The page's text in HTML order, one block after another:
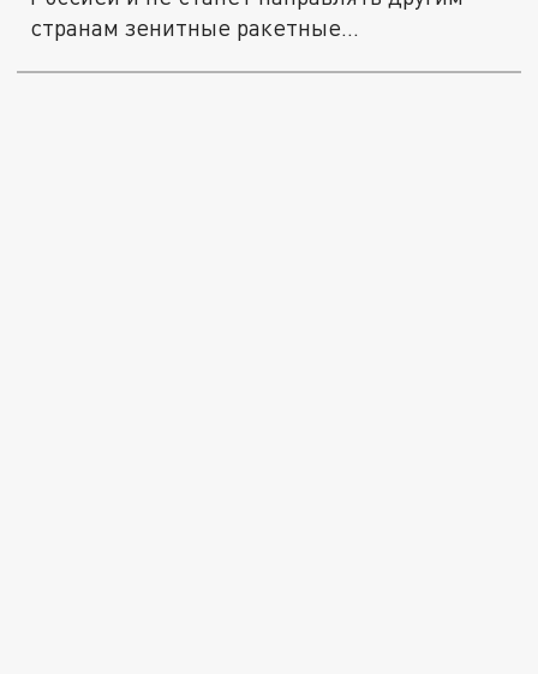
странам зенитные ракетные...